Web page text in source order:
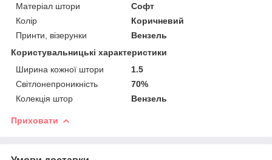
Матеріал штори
Софт
Колір
Коричневий
Принти, візерунки
Вензель
Користувальницькі характеристики
Ширина кожної штори
1.5
Світлонепроникність
70%
Колекція штор
Вензель
Приховати